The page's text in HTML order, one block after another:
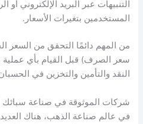
التنبيهات عبر البريد الإلكتروني أو
المستخدمين بتغيرات الأسعار.
من المهم دائمًا التحقق من السعر
سعر الصرف) قبل القيام بأي
النقد والتأمين والتخزين في
شركات الموثوقة في صناعة سبائك
في عالم صناعة الذهب، هناك